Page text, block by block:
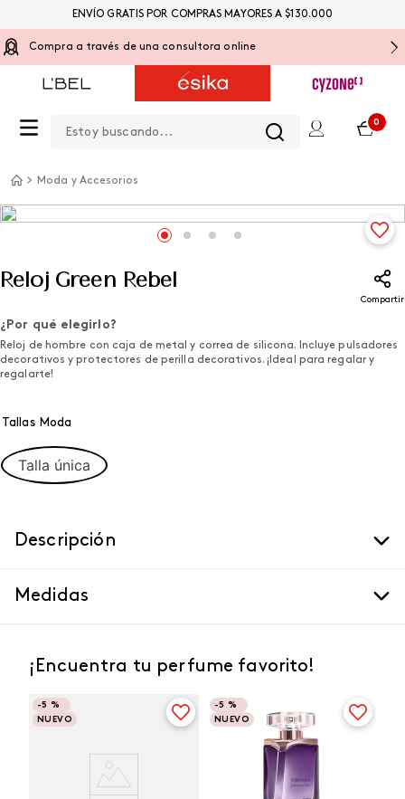
Compra a través de una consultora online
0
ENVÍO GRATIS POR COMPRAS MAYORES A $130.000
Moda y Accesorios
Reloj Green Rebel
Compartir
¿Por qué elegirlo?
Reloj de hombre con caja de metal y correa de silicona. Incluye pulsadores
decorativos y protectores de perilla decorativos. ¡Ideal para regalar y
regalarte!
Tallas Moda
Talla única
Descripción
Medidas
¡Encuentra tu perfume favorito!
-5 %
NUEVO
-5 %
NUEVO